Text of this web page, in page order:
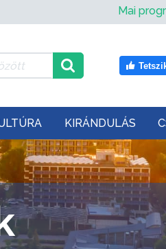
Mai
KIRÁNDULÁS